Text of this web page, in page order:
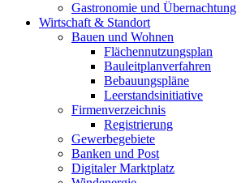
Gastronomie und Übernachtung
Wirtschaft & Standort
Bauen und Wohnen
Flächennutzungsplan
Bauleitplanverfahren
Bebauungspläne
Leerstandsinitiative
Firmenverzeichnis
Registrierung
Gewerbegebiete
Banken und Post
Digitaler Marktplatz